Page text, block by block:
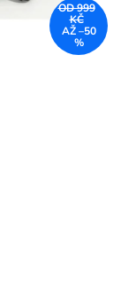
OD 999
KČ
AŽ –50
%